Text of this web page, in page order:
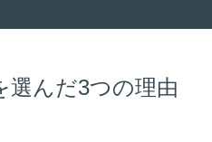
選んだ3つの理由